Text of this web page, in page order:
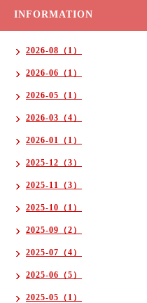
INFORMATION
2026-08（1）
2026-06（1）
2026-05（1）
2026-03（4）
2026-01（1）
2025-12（3）
2025-11（3）
2025-10（1）
2025-09（2）
2025-07（4）
2025-06（5）
2025-05（1）